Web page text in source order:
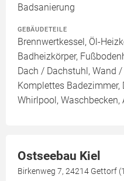
Badsanierung
GEBÄUDETEILE
Brennwertkessel, Öl-
Badheizkörper,
Dach / Dachstuhl, Wand
Komplettes Badezimmer,
Whirlpool,
Ostseebau Kiel
Birkenweg 7, 24214 Gettorf